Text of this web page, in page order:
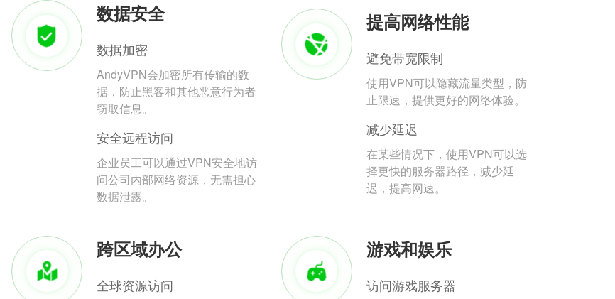
数据安全
数据加密
AndyVPN会加密所有传输的数
据，防止黑客和其他恶意行为者
窃取信息。
安全远程访问
企业员工可以通过VPN安全地访
问公司内部网络资源，无需担心
数据泄露。
提高网络性能
避免带宽限制
使用VPN可以隐藏流量类型，防
止限速，提供更好的网络体验。
减少延迟
在某些情况下，使用VPN可以选
择更快的服务器路径，减少延
迟，提高网速。
跨区域办公
全球资源访问
游戏和娱乐
访问游戏服务器